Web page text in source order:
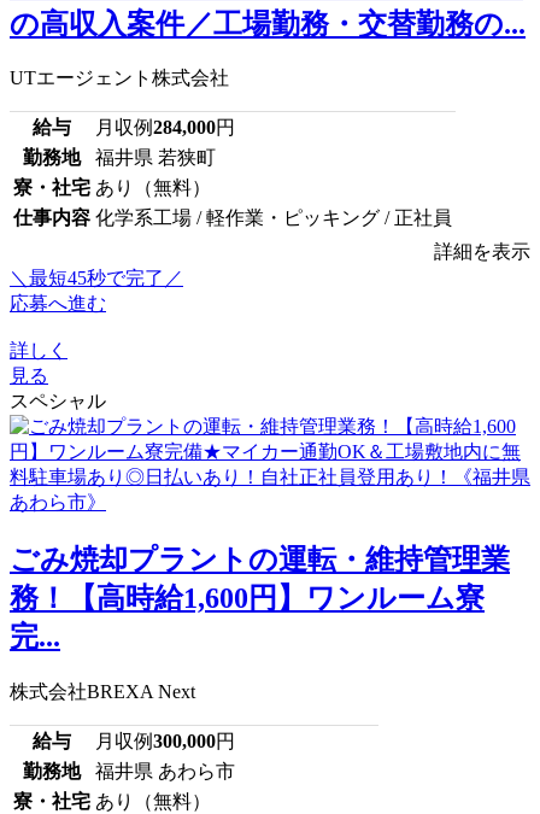
の高収入案件／工場勤務・交替勤務の...
UTエージェント株式会社
給与 月収例284,000円
勤務地
福井県 若狭町
寮・社宅 あり（無料）
仕事内容 化学系工場 / 軽作業・ピッキング / 正社員
詳細を表示
＼最短45秒で完了／
応募へ進む
詳しく
見る
スペシャル
ごみ焼却プラントの運転・維持管理業
務！【高時給1,600円】ワンルーム寮
完...
株式会社BREXA Next
給与 月収例300,000円
勤務地
福井県 あわら市
寮・社宅 あり（無料）